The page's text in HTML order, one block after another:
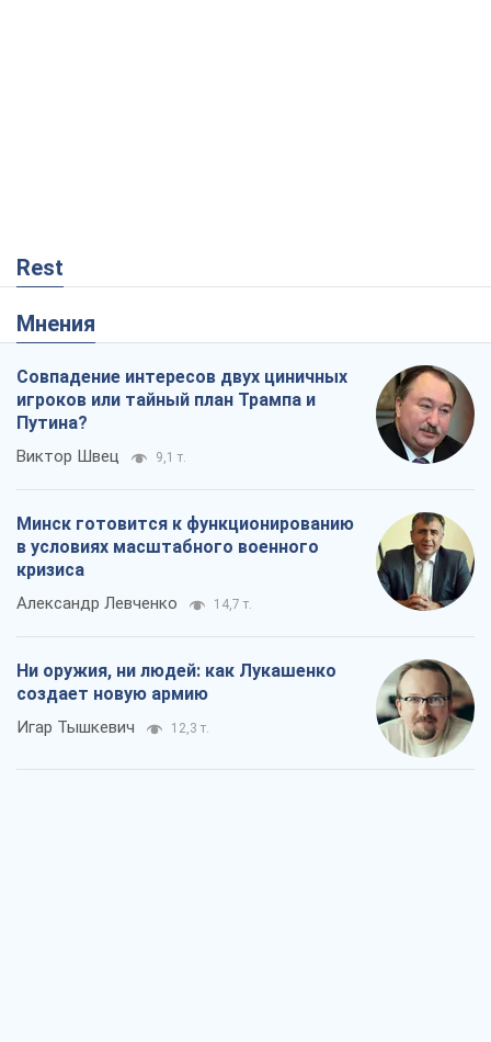
Rest
Мнения
Совпадение интересов двух циничных
игроков или тайный план Трампа и
Путина?
Виктор Швец 9,1 т.
Минск готовится к функционированию
в условиях масштабного военного
кризиса
Александр Левченко 14,7 т.
Ни оружия, ни людей: как Лукашенко
создает новую армию
Игар Тышкевич 12,3 т.